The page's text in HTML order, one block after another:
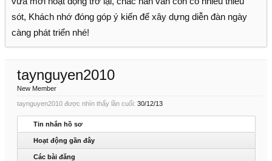
sót, Khách nhớ đóng góp ý kiến để xây dựng diễn đàn ngày
càng phát triển nhé!
taynguyen2010
New Member
taynguyen2010 được nhìn thấy lần cuối: 30/12/13
Tin nhắn hồ sơ
Hoạt động gần đây
Các bài đăng